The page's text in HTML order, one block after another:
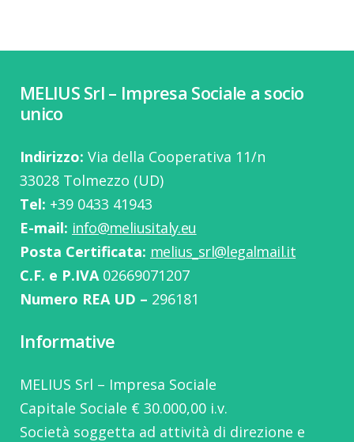
MELIUS Srl – Impresa Sociale a socio
unico
Indirizzo: Via della Cooperativa 11/n
33028 Tolmezzo (UD)
Tel: ‭+39 0433 41943
E-mail: info@meliusitaly.eu
Posta Certificata: melius_srl@legalmail.it
C.F. e P.IVA02669071207
Numero REA UD – 296181
Informative
MELIUS Srl – Impresa Sociale
Capitale Sociale € 30.000,00 i.v.
Società soggetta ad attività di direzione e